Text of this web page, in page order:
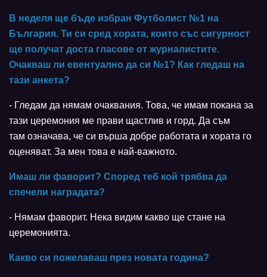
В неделя ще бъде избран Футболист №1 на
България. Ти си сред хората, които със сигурност
ще получат доста гласове от журналистите.
Очакваш ли евентуално да си №1? Как гледаш на
тази анкета?
- Гледам да нямам очаквания. Това, че имам покана за
тази церемония ме прави щастлив и горд. Да съм
там означава, че си върша добре работата и хората го
оценяват. За мен това е най-важното.
Имаш ли фаворит? Според теб кой трябва да
спечели наградата?
- Нямам фаворит. Нека видим какво ще стане на
церемонията.
Какво си пожелаваш през новата година?